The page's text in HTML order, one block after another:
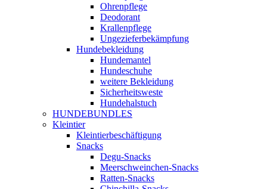
Ohrenpflege
Deodorant
Krallenpflege
Ungezieferbekämpfung
Hundebekleidung
Hundemantel
Hundeschuhe
weitere Bekleidung
Sicherheitsweste
Hundehalstuch
HUNDEBUNDLES
Kleintier
Kleintierbeschäftigung
Snacks
Degu-Snacks
Meerschweinchen-Snacks
Ratten-Snacks